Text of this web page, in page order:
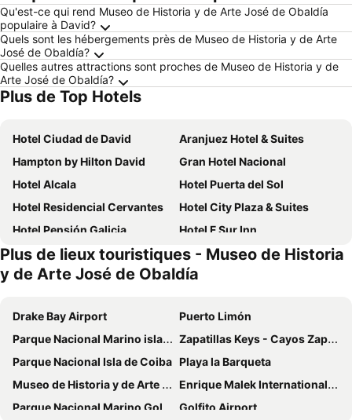
Qu'est-ce qui rend Museo de Historia y de Arte José de Obaldía
populaire à David?
Quels sont les hébergements près de Museo de Historia y de Arte
José de Obaldía?
Quelles autres attractions sont proches de Museo de Historia y de
Arte José de Obaldía?
Plus de Top Hotels
Hotel Ciudad de David
Aranjuez Hotel & Suites
Hampton by Hilton David
Gran Hotel Nacional
Hotel Alcala
Hotel Puerta del Sol
Hotel Residencial Cervantes
Hotel City Plaza & Suites
Hotel Pensión Galicia
Hotel F Sur Inn
Hotel Castilla
Hotel-Boutique Patampa
Hostal Compostela Inn
Hotel Crown Mirage
Hotel Crowner David
Jl Serracin
Plus de lieux touristiques - Museo de Historia
y de Arte José de Obaldía
Drake Bay Airport
Puerto Limón
Parque Nacional Marino isla Bastimentos
Zapatillas Keys - Cayos Zapatillas
Parque Nacional Isla de Coiba Playa la Barqueta
Museo de Historia y de Arte José de Obaldía
Enrique Malek International Airport
Parque Nacional Marino Golfo de Chiriquí
Golfito Airport